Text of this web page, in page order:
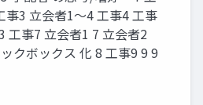
事3 立会者1～4 工事4 工事
工事7 立会者1 7 立会者2
クボックス 化 8 工事9 9 9